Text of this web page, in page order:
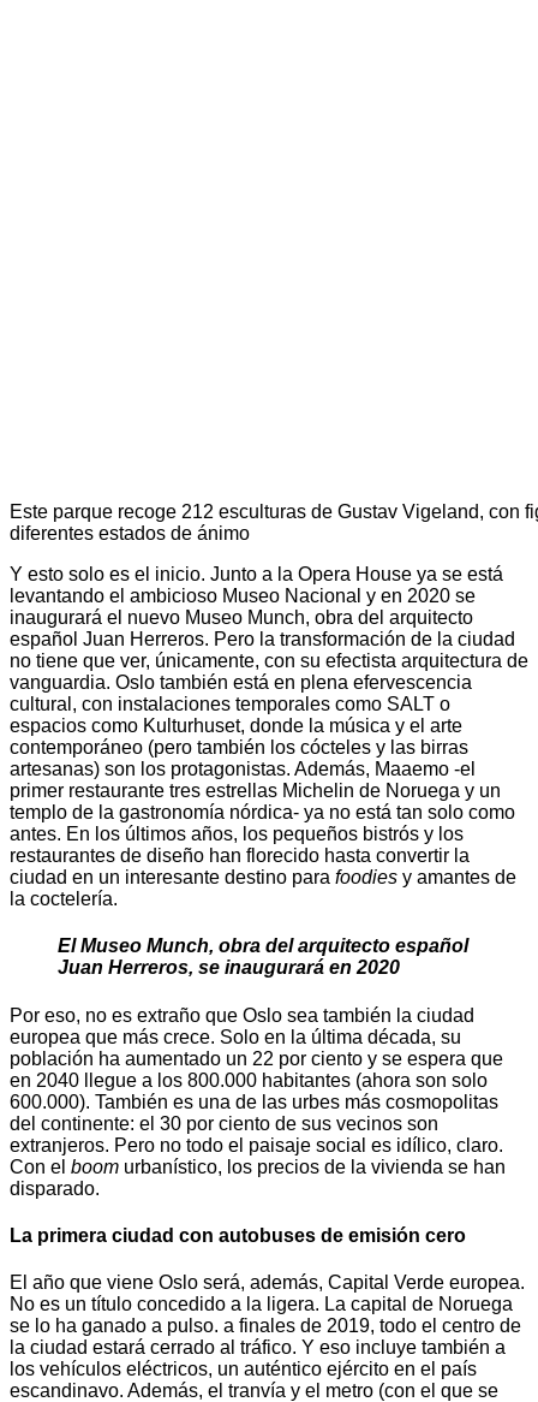
Este parque recoge 212 esculturas de Gustav Vigeland, con
diferentes estados de ánimo
Y esto solo es el inicio. Junto a la Opera House ya se está
levantando el ambicioso Museo Nacional y en 2020 se
inaugurará el nuevo Museo Munch, obra del arquitecto
español Juan Herreros. Pero la transformación de la ciudad
no tiene que ver, únicamente, con su efectista arquitectura de
vanguardia. Oslo también está en plena efervescencia
cultural, con instalaciones temporales como SALT o
espacios como Kulturhuset, donde la música y el arte
contemporáneo (pero también los cócteles y las birras
artesanas) son los protagonistas. Además, Maaemo -el
primer restaurante tres estrellas Michelin de Noruega y un
templo de la gastronomía nórdica- ya no está tan solo como
antes. En los últimos años, los pequeños bistrós y los
restaurantes de diseño han florecido hasta convertir la
ciudad en un interesante destino para foodies y amantes de
la coctelería.
El Museo Munch, obra del arquitecto español
Juan Herreros, se inaugurará en 2020
Por eso, no es extraño que Oslo sea también la ciudad
europea que más crece. Solo en la última década, su
población ha aumentado un 22 por ciento y se espera que
en 2040 llegue a los 800.000 habitantes (ahora son solo
600.000). También es una de las urbes más cosmopolitas
del continente: el 30 por ciento de sus vecinos son
extranjeros. Pero no todo el paisaje social es idílico, claro.
Con el boom urbanístico, los precios de la vivienda se han
disparado.
La primera ciudad con autobuses de emisión cero
El año que viene Oslo será, además, Capital Verde europea.
No es un título concedido a la ligera. La capital de Noruega
se lo ha ganado a pulso. a finales de 2019, todo el centro de
la ciudad estará cerrado al tráfico. Y eso incluye también a
los vehículos eléctricos, un auténtico ejército en el país
escandinavo. Además, el tranvía y el metro (con el que se